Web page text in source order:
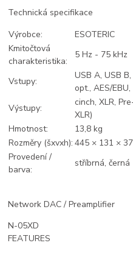
Technická specifikace
Výrobce:
ESOTERIC
Kmitočtová
charakteristika:
5 Hz - 75 kHz
Vstupy:
USB A, USB
opt., AES/
Výstupy:
cinch, XLR,
XLR)
Hmotnost:
13,8 kg
Rozměry (šxvxh): 445 × 131 ×
Provedení /
barva:
stříbrná, černá
Network DAC / Preamplifier
N-05XD
FEATURES